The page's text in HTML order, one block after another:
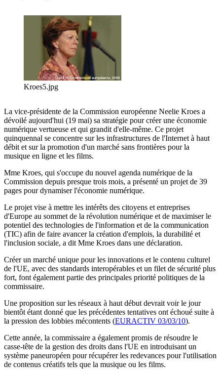
Kroes5.jpg
La vice-présidente de la Commission européenne Neelie Kroes a
dévoilé aujourd'hui (19 mai) sa stratégie pour créer une économie
numérique vertueuse et qui grandit d'elle-même. Ce projet
quinquennal se concentre sur les infrastructures de l'Internet à haut
débit et sur la promotion d'un marché sans frontières pour la
musique en ligne et les films.
Mme Kroes, qui s'occupe du nouvel agenda numérique de la
Commission depuis presque trois mois, a présenté un projet de 39
pages pour dynamiser l'économie numérique.
Le projet vise à mettre les intérêts des citoyens et entreprises
d'Europe au sommet de la révolution numérique et de maximiser le
potentiel des technologies de l'information et de la communication
(TIC) afin de faire avancer la création d'emplois, la durabilité et
l'inclusion sociale, a dit Mme Kroes dans une déclaration.
Créer un marché unique pour les innovations et le contenu culturel
de l'UE, avec des standards interopérables et un filet de sécurité plus
fort, font également partie des principales priorité politiques de la
commissaire.
Une proposition sur les réseaux à haut début devrait voir le jour
bientôt étant donné que les précédentes tentatives ont échoué suite à
la pression des lobbies mécontents (EURACTIV 03/03/10).
Cette année, la commissaire a également promis de résoudre le
casse-tête de la gestion des droits dans l'UE en introduisant un
système paneuropéen pour récupérer les redevances pour l'utilisation
de contenus créatifs tels que la musique ou les films.